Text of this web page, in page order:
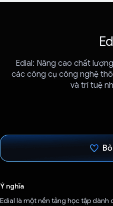
Edial: Nâng cao chất
các công cụ công nghệ
và trí tuệ
Ý nghĩa
Edial là một nền tảng học tập dành